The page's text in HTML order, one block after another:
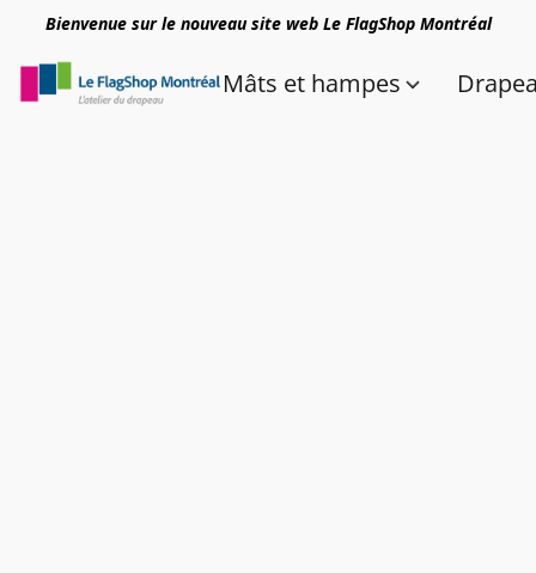
Bienvenue sur le nouveau site web Le FlagShop Montréal
Mâts et hampes